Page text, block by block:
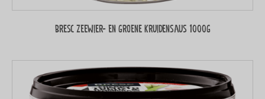
Bresc Zeewier- en groene kruidensaus 1000g